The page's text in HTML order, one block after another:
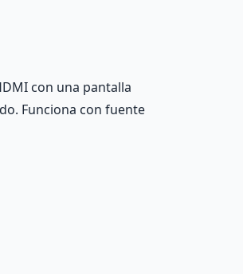
con una pantalla
Funciona con fuente